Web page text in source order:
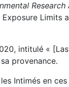
Research
Limits
intitulé «
provenance.
Intimés en